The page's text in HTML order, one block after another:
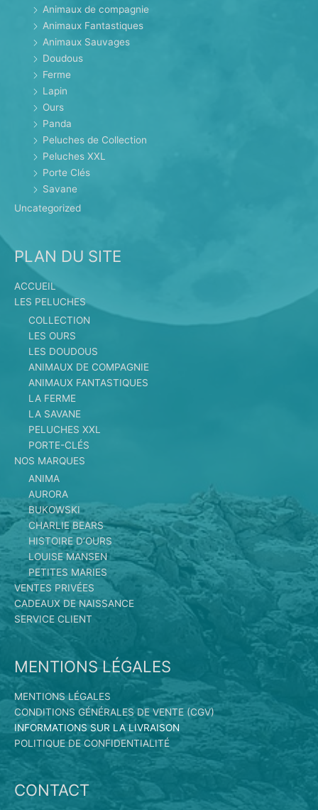
Animaux de compagnie
Animaux Fantastiques
Animaux Sauvages
Doudous
Ferme
Lapin
Ours
Panda
Peluches de Collection
Peluches XXL
Porte Clés
Savane
Uncategorized
PLAN DU SITE
ACCUEIL
LES PELUCHES
COLLECTION
LES OURS
LES DOUDOUS
ANIMAUX DE COMPAGNIE
ANIMAUX FANTASTIQUES
LA FERME
LA SAVANE
PELUCHES XXL
PORTE-CLÉS
NOS MARQUES
ANIMA
AURORA
BUKOWSKI
CHARLIE BEARS
HISTOIRE D’OURS
LOUISE MANSEN
PETITES MARIES
VENTES PRIVÉES
CADEAUX DE NAISSANCE
SERVICE CLIENT
MENTIONS LÉGALES
MENTIONS LÉGALES
CONDITIONS GÉNÉRALES DE VENTE (CGV)
INFORMATIONS SUR LA LIVRAISON
POLITIQUE DE CONFIDENTIALITÉ
CONTACT